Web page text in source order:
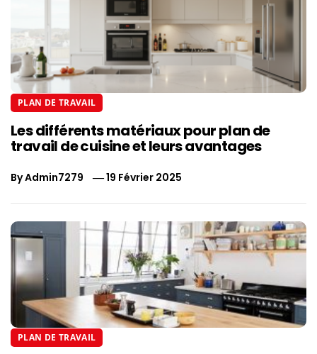
PLAN DE TRAVAIL
Les différents matériaux pour plan de
travail de cuisine et leurs avantages
ByAdmin7279 19 Février 2025
PLAN DE TRAVAIL